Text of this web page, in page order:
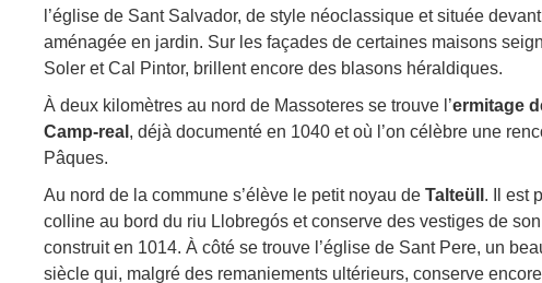
l’église de Sant Salvador, de style néoclassique et située
aménagée en jardin. Sur les façades de certaines maisons
Soler et Cal Pintor, brillent encore des blasons héraldiques.
À deux kilomètres au nord de Massoteres se trouve l’ermitage
Camp-real , déjà documenté en 1040 et où l’on célèbre une
Pâques.
Au nord de la commune s’élève le petit noyau de Talteüll . Il est
colline au bord du riu Llobregós et conserve des vestiges de
construit en 1014. À côté se trouve l’église de Sant Pere, un
siècle qui, malgré des remaniements ultérieurs, conserve